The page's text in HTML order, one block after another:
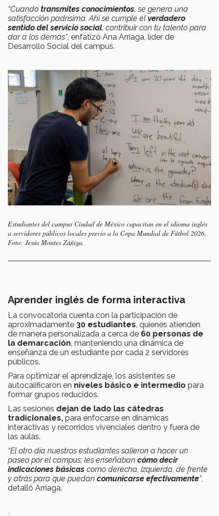
“Cuando transmites conocimientos , se genera una
satisfacción padrísima. Ahí se cumple el verdadero
sentido del servicio social: contribuir con tu talento para
dar a los demás”, enfatizó Ana Arriaga, líder de
Desarrollo Social del campus.
Estudiantes del campus Ciudad de México capacitan en el idioma inglés
a servidores públicos locales previo a la Copa Mundial de Fútbol 2026.
Foto: Jesús Montes Zúñiga.
Aprender inglés de forma interactiva
La convocatoria cuenta con la participación de
aproximadamente 30 estudiantes, quienes atienden
de manera personalizada a cerca de 60 personas de
la demarcación, manteniendo una dinámica de
enseñanza de un estudiante por cada 2 servidores
públicos.
Para optimizar el aprendizaje, los asistentes se
autocalificaron en niveles básico e intermedio para
formar grupos reducidos.
Las sesiones dejan de lado las cátedras
tradicionales, para enfocarse en dinámicas
interactivas y recorridos vivenciales dentro y fuera de
las aulas.
“El otro día nuestros estudiantes salieron a hacer un
paseo por el campus; les enseñaban cómo decir
indicaciones básicas como derecha, izquierda, de frente
y atrás para que puedan comunicarse efectivamente”,
detalló Arriaga.